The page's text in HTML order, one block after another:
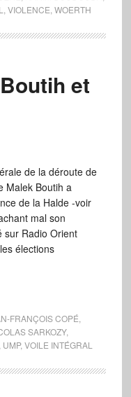
VIOLENCE WOERTH
et
de la déroute de
Malek Boutih a
de la Halde -voir
mal son
sur Radio Orient
élections
FRANÇOIS COPÉ
SARKOZY,
UMP, VOILE INTÉGRAL